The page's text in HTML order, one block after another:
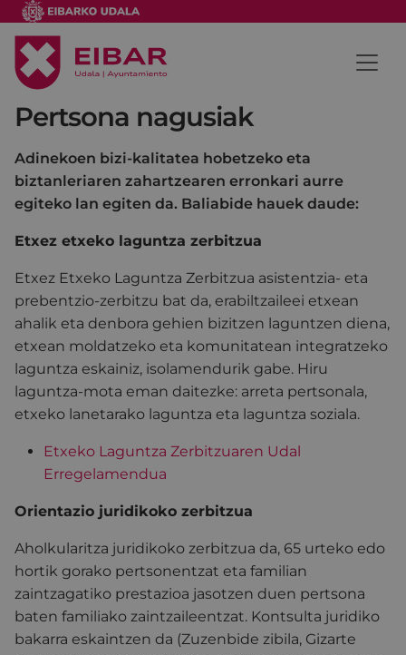
Pertsona nagusiak
Adinekoen bizi-kalitatea hobetzeko eta
biztanleriaren zahartzearen erronkari aurre
egiteko lan egiten da. Baliabide hauek daude:
Etxez etxeko laguntza zerbitzua
Etxez Etxeko Laguntza Zerbitzua asistentzia- eta
prebentzio-zerbitzu bat da, erabiltzaileei etxean
ahalik eta denbora gehien bizitzen laguntzen diena,
etxean moldatzeko eta komunitatean integratzeko
laguntza eskainiz, isolamendurik gabe. Hiru
laguntza-mota eman daitezke: arreta pertsonala,
etxeko lanetarako laguntza eta laguntza soziala.
Etxeko Laguntza Zerbitzuaren Udal
Erregelamendua
Orientazio juridikoko zerbitzua
Aholkularitza juridikoko zerbitzua da, 65 urteko edo
hortik gorako pertsonentzat eta familian
zaintzagatiko prestazioa jasotzen duen pertsona
baten familiako zaintzaileentzat. Kontsulta juridiko
bakarra eskaintzen da (Zuzenbide zibila, Gizarte